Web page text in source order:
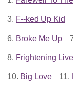
3. F--ked Up Kid
6. Broke Me Up
8. Frightening
10. Big Love 11.